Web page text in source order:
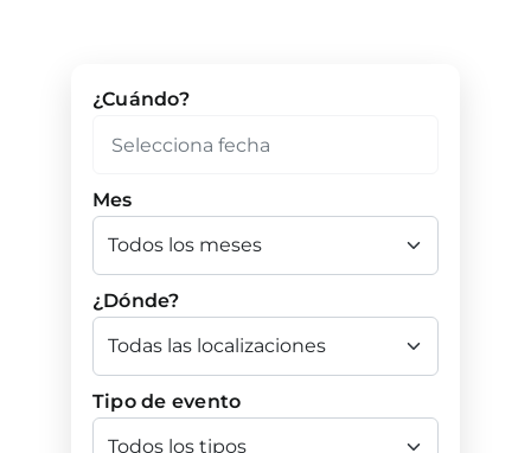
¿Cuándo?
Mes
¿Dónde?
Tipo de evento